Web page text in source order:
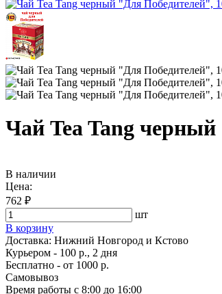
Чай Tea Tang
В наличии
Цена:
762 ₽
шт
В корзину
Доставка: Нижний Новгород и Кстово
Курьером - 100 р., 2 дня
Бесплатно - от 1000 р.
Самовывоз
Время работы с 8:00 до 16:00